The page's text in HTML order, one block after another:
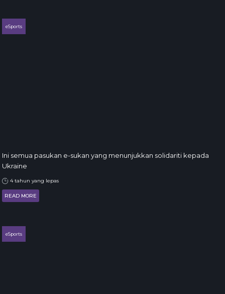
eSports
Ini semua pasukan e-sukan yang menunjukkan solidariti kepada
Ukraine
4 tahun yang lepas
READ MORE
eSports